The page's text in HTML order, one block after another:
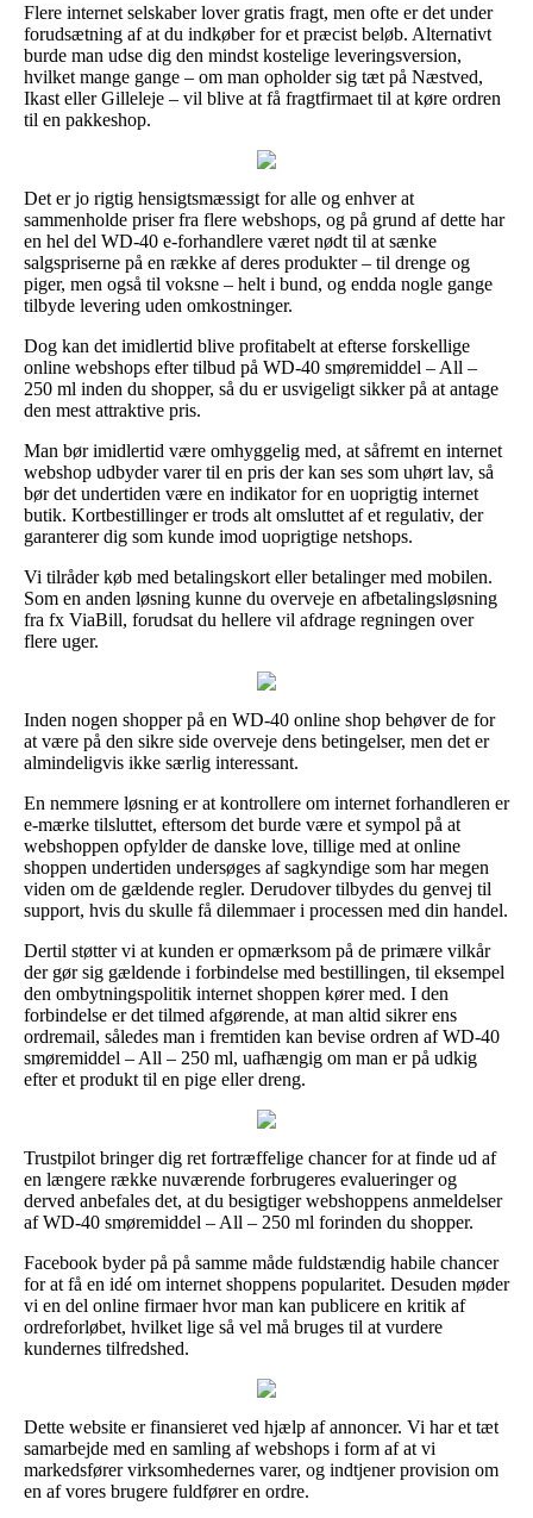
Flere internet selskaber lover gratis fragt, men ofte er det under
forudsætning af at du indkøber for et præcist beløb. Alternativt
burde man udse dig den mindst kostelige leveringsversion,
hvilket mange gange – om man opholder sig tæt på Næstved,
Ikast eller Gilleleje – vil blive at få fragtfirmaet til at køre ordren
til en pakkeshop.
Det er jo rigtig hensigtsmæssigt for alle og enhver at
sammenholde priser fra flere webshops, og på grund af dette har
en hel del WD-40 e-forhandlere været nødt til at sænke
salgspriserne på en række af deres produkter – til drenge og
piger, men også til voksne – helt i bund, og endda nogle gange
tilbyde levering uden omkostninger.
Dog kan det imidlertid blive profitabelt at efterse forskellige
online webshops efter tilbud på WD-40 smøremiddel – All –
250 ml inden du shopper, så du er usvigeligt sikker på at antage
den mest attraktive pris.
Man bør imidlertid være omhyggelig med, at såfremt en internet
webshop udbyder varer til en pris der kan ses som uhørt lav, så
bør det undertiden være en indikator for en uoprigtig internet
butik. Kortbestillinger er trods alt omsluttet af et regulativ, der
garanterer dig som kunde imod uoprigtige netshops.
Vi tilråder køb med betalingskort eller betalinger med mobilen.
Som en anden løsning kunne du overveje en afbetalingsløsning
fra fx ViaBill, forudsat du hellere vil afdrage regningen over
flere uger.
Inden nogen shopper på en WD-40 online shop behøver de for
at være på den sikre side overveje dens betingelser, men det er
almindeligvis ikke særlig interessant.
En nemmere løsning er at kontrollere om internet forhandleren er
e-mærke tilsluttet, eftersom det burde være et sympol på at
webshoppen opfylder de danske love, tillige med at online
shoppen undertiden undersøges af sagkyndige som har megen
viden om de gældende regler. Derudover tilbydes du genvej til
support, hvis du skulle få dilemmaer i processen med din handel.
Dertil støtter vi at kunden er opmærksom på de primære vilkår
der gør sig gældende i forbindelse med bestillingen, til eksempel
den ombytningspolitik internet shoppen kører med. I den
forbindelse er det tilmed afgørende, at man altid sikrer ens
ordremail, således man i fremtiden kan bevise ordren af WD-40
smøremiddel – All – 250 ml, uafhængig om man er på udkig
efter et produkt til en pige eller dreng.
Trustpilot bringer dig ret fortræffelige chancer for at finde ud af
en længere række nuværende forbrugeres evalueringer og
derved anbefales det, at du besigtiger webshoppens anmeldelser
af WD-40 smøremiddel – All – 250 ml forinden du shopper.
Facebook byder på på samme måde fuldstændig habile chancer
for at få en idé om internet shoppens popularitet. Desuden møder
vi en del online firmaer hvor man kan publicere en kritik af
ordreforløbet, hvilket lige så vel må bruges til at vurdere
kundernes tilfredshed.
Dette website er finansieret ved hjælp af annoncer. Vi har et tæt
samarbejde med en samling af webshops i form af at vi
markedsfører virksomhedernes varer, og indtjener provision om
en af vores brugere fuldfører en ordre.